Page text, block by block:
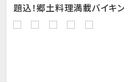
題込！郷土料理満載バイキ